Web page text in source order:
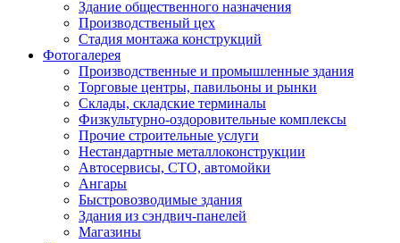
Здание общественного назначения
Производственый цех
Стадия монтажа конcтрукций
Фотогалерея
Производственные и промышленные здания
Торговые центры, павильоны и рынки
Склады, складские терминалы
Физкультурно-оздоровительные комплексы
Прочие строительные услуги
Нестандартные металлоконструкции
Автосервисы, СТО, автомойки
Ангары
Быстровозводимые здания
Здания из сэндвич-панелей
Магазины